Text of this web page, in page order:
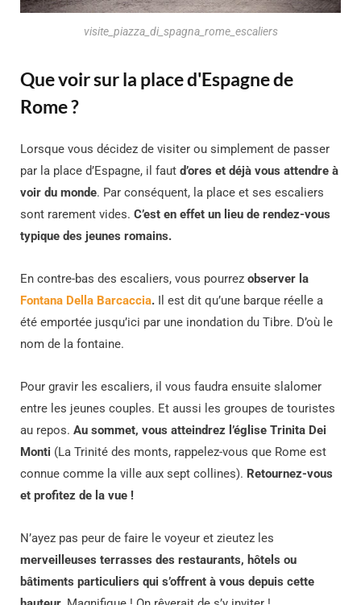
visite_piazza_di_spagna_rome_escaliers
Que voir sur la place d'Espagne de
Rome ?
Lorsque vous décidez de visiter ou simplement de passer
par la place d’Espagne, il faut d’ores et déjà vous attendre à
voir du monde. Par conséquent, la place et ses escaliers
sont rarement vides. C’est en effet un lieu de rendez-vous
typique des jeunes romains.
En contre-bas des escaliers, vous pourrez observer la
Fontana Della Barcaccia. Il est dit qu’une barque réelle a
été emportée jusqu’ici par une inondation du Tibre. D’où le
nom de la fontaine.
Pour gravir les escaliers, il vous faudra ensuite slalomer
entre les jeunes couples. Et aussi les groupes de touristes
au repos. Au sommet, vous atteindrez l’église Trinita Dei
Monti (La Trinité des monts, rappelez-vous que Rome est
connue comme la ville aux sept collines). Retournez-vous
et profitez de la vue !
N’ayez pas peur de faire le voyeur et zieutez les
merveilleuses terrasses des restaurants, hôtels ou
bâtiments particuliers qui s’offrent à vous depuis cette